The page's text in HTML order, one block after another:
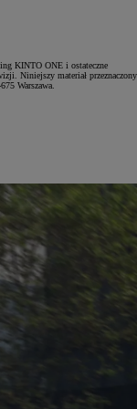
KINTO ONE i ostateczne
Niniejszy materiał przeznaczony
Warszawa.